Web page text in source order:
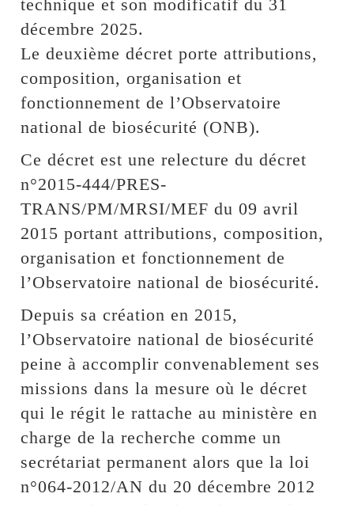
technique et son modificatif du 31
décembre 2025.
Le deuxième décret porte attributions,
composition, organisation et
fonctionnement de l’Observatoire
national de biosécurité (ONB).
Ce décret est une relecture du décret
n°2015-444/PRES-
TRANS/PM/MRSI/MEF du 09 avril
2015 portant attributions, composition,
organisation et fonctionnement de
l’Observatoire national de biosécurité.
Depuis sa création en 2015,
l’Observatoire national de biosécurité
peine à accomplir convenablement ses
missions dans la mesure où le décret
qui le régit le rattache au ministère en
charge de la recherche comme un
secrétariat permanent alors que la loi
n°064-2012/AN du 20 décembre 2012